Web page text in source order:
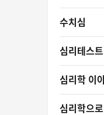
수치심
심리테스트
심리학 이
심리학으